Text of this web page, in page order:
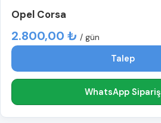
Opel Corsa
2.800,00 ₺ / gün
Talep
WhatsApp Sipariş